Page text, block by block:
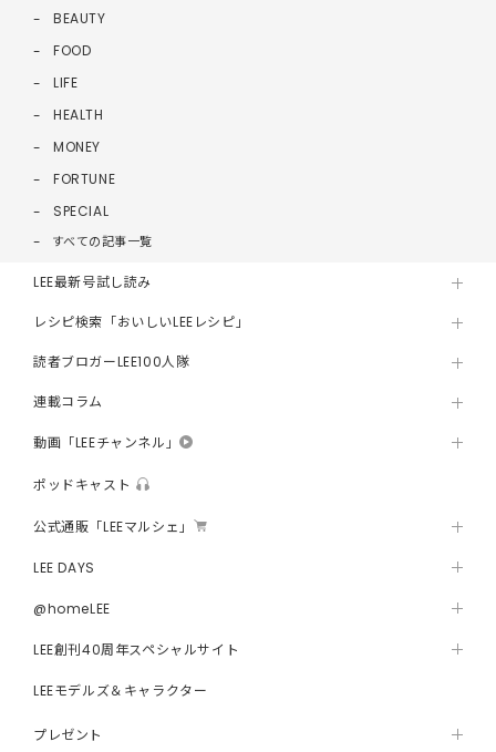
BEAUTY
FOOD
LIFE
HEALTH
MONEY
FORTUNE
SPECIAL
すべての記事一覧
LEE最新号試し読み
レシピ検索「おいしいLEEレシピ」
読者ブロガーLEE100人隊
連載コラム
動画「LEEチャンネル」
ポッドキャスト
公式通販「LEEマルシェ」
LEE DAYS
@homeLEE
LEE創刊40周年スペシャルサイト
LEEモデルズ＆キャラクター
プレゼント